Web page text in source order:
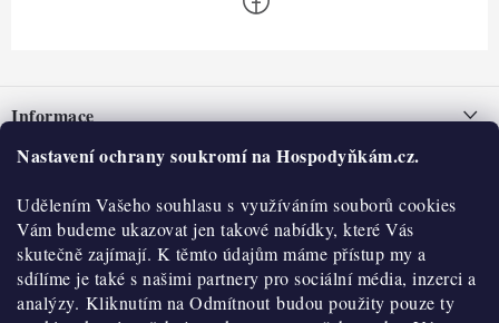
Nastavení ochrany soukromí na Hospodyňkám.cz.
Udělením Vašeho souhlasu s využíváním souborů cookies
Vám budeme ukazovat jen takové nabídky, které Vás
skutečně zajímají. K těmto údajům máme přístup my a
sdílíme je také s našimi partnery pro sociální média, inzerci a
analýzy. Kliknutím na Odmítnout budou použity pouze ty
pInformace
Nepřevzetí zásilky na dobírku
Obchodní podmínky
Hodnocení obchodu
Blog
O nás
Historie
Kontakty
O nákupu
Reklamace a vratky